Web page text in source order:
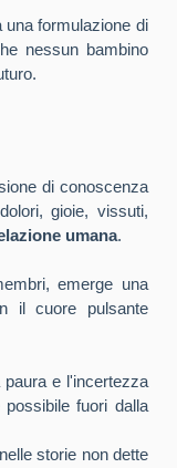
una formulazione di
nessun bambino
di conoscenza
gioie, vissuti,
umana.
emerge una
il cuore pulsante
e l'incertezza
fuori dalla
storie non dette